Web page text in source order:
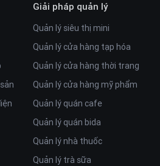
Giải pháp quản lý
Quản lý siêu thị mini
Quản lý cửa hàng tạp hóa
Quản lý cửa hàng thời trang
Quản lý cửa hàng mỹ phẩm
Quản lý quán cafe
Quản lý quán bida
Quản lý nhà thuốc
Quản lý trà sữa